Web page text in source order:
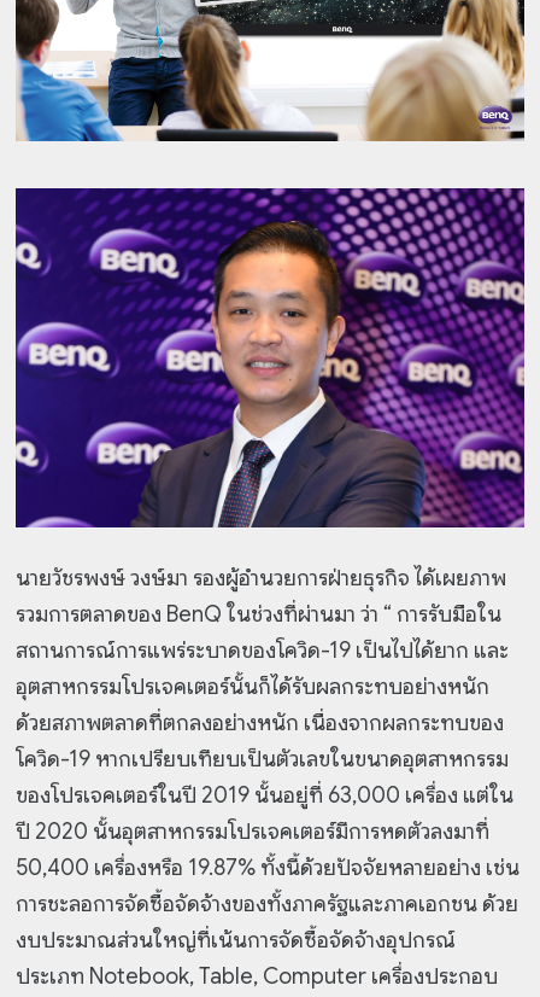
นายวัชรพงษ์ วงษ์มา รองผู้อำนวยการฝ่ายธุรกิจ ได้เผยภาพ
รวมการตลาดของ BenQ ในช่วงที่ผ่านมา ว่า “ การรับมือใน
สถานการณ์การแพร่ระบาดของโควิด-19 เป็นไปได้ยาก และ
อุตสาหกรรมโปรเจคเตอร์นั้นก็ได้รับผลกระทบอย่างหนัก
ด้วยสภาพตลาดที่ตกลงอย่างหนัก เนื่องจากผลกระทบของ
โควิด-19 หากเปรียบเทียบเป็นตัวเลขในขนาดอุตสาหกรรม
ของโปรเจคเตอร์ในปี 2019 นั้นอยู่ที่ 63,000 เครื่อง แต่ใน
ปี 2020 นั้นอุตสาหกรรมโปรเจคเตอร์มีการหดตัวลงมาที่
50,400 เครื่องหรือ 19.87% ทั้งนี้ด้วยปัจจัยหลายอย่าง เช่น
การชะลอการจัดซื้อจัดจ้างของทั้งภาครัฐและภาคเอกชน ด้วย
งบประมาณส่วนใหญ่ที่เน้นการจัดซื้อจัดจ้างอุปกรณ์
ประเภท Notebook, Table, Computer เครื่องประกอบ